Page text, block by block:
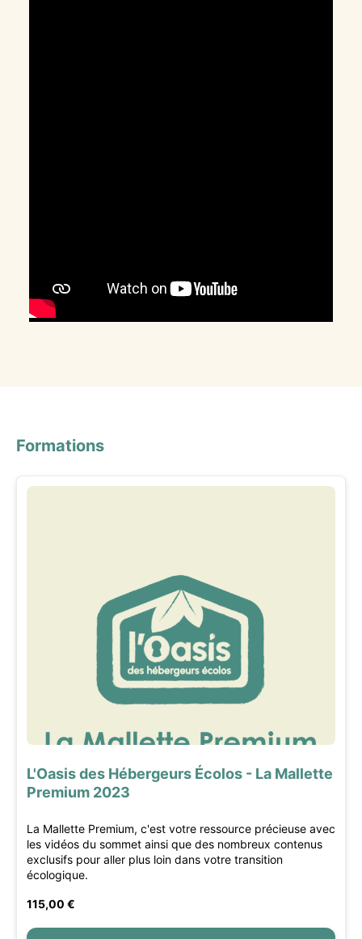
Formations
L'Oasis des Hébergeurs Écolos - La Mallette
Premium 2023
La Mallette Premium, c'est votre ressource précieuse avec
les vidéos du sommet ainsi que des nombreux contenus
exclusifs pour aller plus loin dans votre transition
écologique.
115,00 €